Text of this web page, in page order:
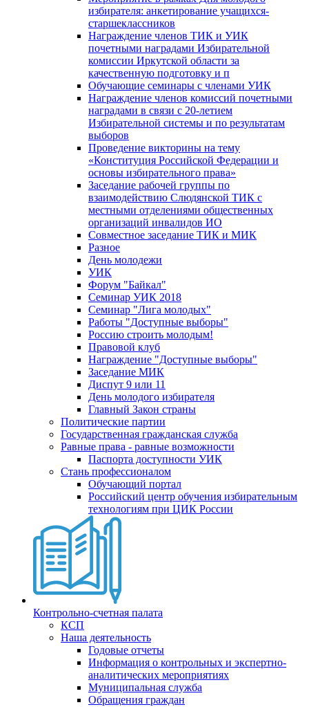
избирателя: анкетирование учащихся-
старшеклассников
Награждение членов ТИК и УИК
почетными наградами Избирательной
комиссии Иркутской области за
качественную подготовку и п
Обучающие семинары с членами УИК
Награждение членов комиссий почетными
наградами в связи с 20-летием
Избирательной системы и по результатам
выборов
Проведение викторины на тему
«Конституция Российской Федерации и
основы избирательного права»
Заседание рабочей группы по
взаимодействию Слюдянской ТИК с
местными отделениями общественных
организаций инвалидов ИО
Совместное заседание ТИК и МИК
Разное
День молодежи
УИК
Форум "Байкал"
Семинар УИК 2018
Семинар "Лига молодых"
Работы "Доступные выборы"
Россию строить молодым!
Правовой клуб
Награждение "Доступные выборы"
Заседание МИК
Диспут 9 или 11
День молодого избирателя
Главный Закон страны
Политические партии
Государственная гражданская служба
Равные права - равные возможности
Паспорта доступности УИК
Стань профессионалом
Обучающий портал
Российский центр обучения избирательным
технологиям при ЦИК России
Контрольно-счетная палата
КСП
Наша деятельность
Годовые отчеты
Информация о контрольных и экспертно-
аналитических мероприятиях
Муниципальная служба
Обращения граждан